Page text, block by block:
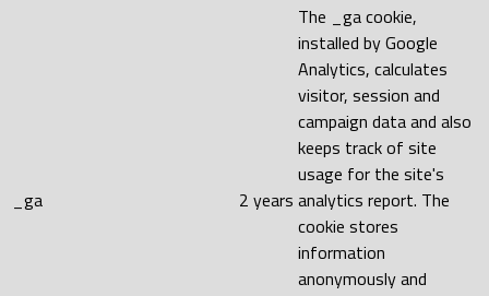
_ga 2 years
The _ga cookie,
installed by Google
Analytics, calculates
visitor, session and
campaign data and also
keeps track of site
usage for the site's
analytics report. The
cookie stores
information
anonymously and